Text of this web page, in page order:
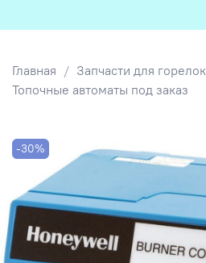
Главная Запчасти для горелок
Топочные автоматы под заказ
-30%